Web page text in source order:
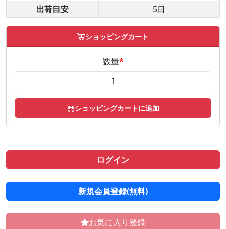
出荷目安
5日
ショッピングカート
数量*
ショッピングカートに追加
ログイン
新規会員登録(無料)
お気に入り登録